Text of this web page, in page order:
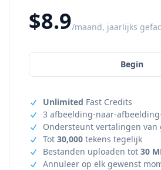
$8.9/maand, jaarlijks
Begin
Unlimited Fast Credits
3 afbeelding-naar-
Ondersteunt vertalingen van
Tot 30,000 tekens tegelijk
Bestanden uploaden tot 30
Annuleer op elk gewenst